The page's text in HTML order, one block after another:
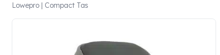
Lowepro | Compact Tas